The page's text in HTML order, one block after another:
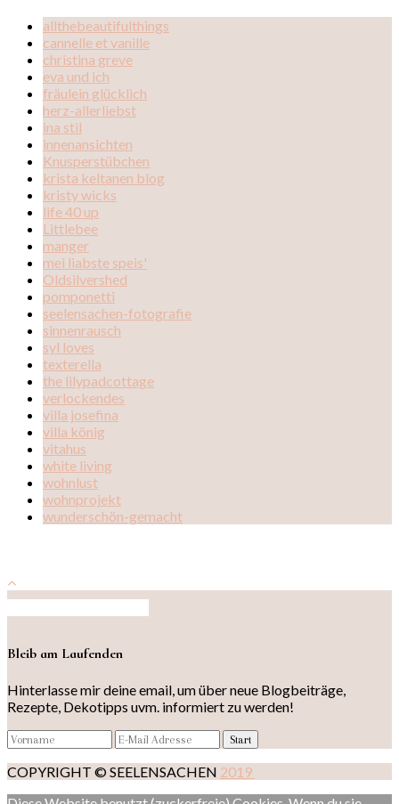
allthebeautifulthings
cannelle et vanille
christina greve
eva und ich
fräulein glücklich
herz-allerliebst
ina stil
innenansichten
Knusperstübchen
krista keltanen blog
kristy wicks
life 40 up
Littlebee
manger
mei liabste speis'
Oldsilvershed
pomponetti
seelensachen-fotografie
sinnenrausch
syl loves
texterella
the lilypadcottage
verlockendes
villa josefina
villa könig
vitahus
white living
wohnlust
wohnprojekt
wunderschön-gemacht
Bleib am Laufenden
Hinterlasse mir deine email, um über neue Blogbeiträge,
Rezepte, Dekotipps uvm. informiert zu werden!
COPYRIGHT © SEELENSACHEN 2019